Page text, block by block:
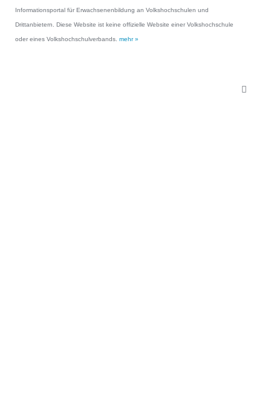
Informationsportal für Erwachsenenbildung an Volkshochschulen und
Drittanbietern. Diese Website ist keine offizielle Website einer Volkshochschule
oder eines Volkshochschulverbands. mehr »